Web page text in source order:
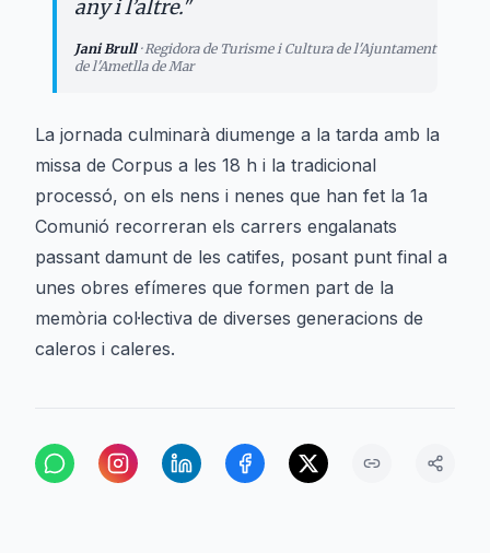
any i l’altre."
Jani Brull·Regidora de Turisme i Cultura de l'Ajuntament
de l'Ametlla de Mar
La jornada culminarà diumenge a la tarda amb la
missa de Corpus a les 18 h i la tradicional
processó, on els nens i nenes que han fet la 1a
Comunió recorreran els carrers engalanats
passant damunt de les catifes, posant punt final a
unes obres efímeres que formen part de la
memòria col·lectiva de diverses generacions de
caleros i caleres.